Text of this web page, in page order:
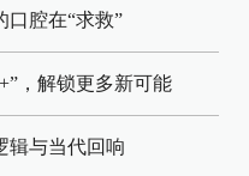
口腔在“求救”
，解锁更多新可能
辑与当代回响